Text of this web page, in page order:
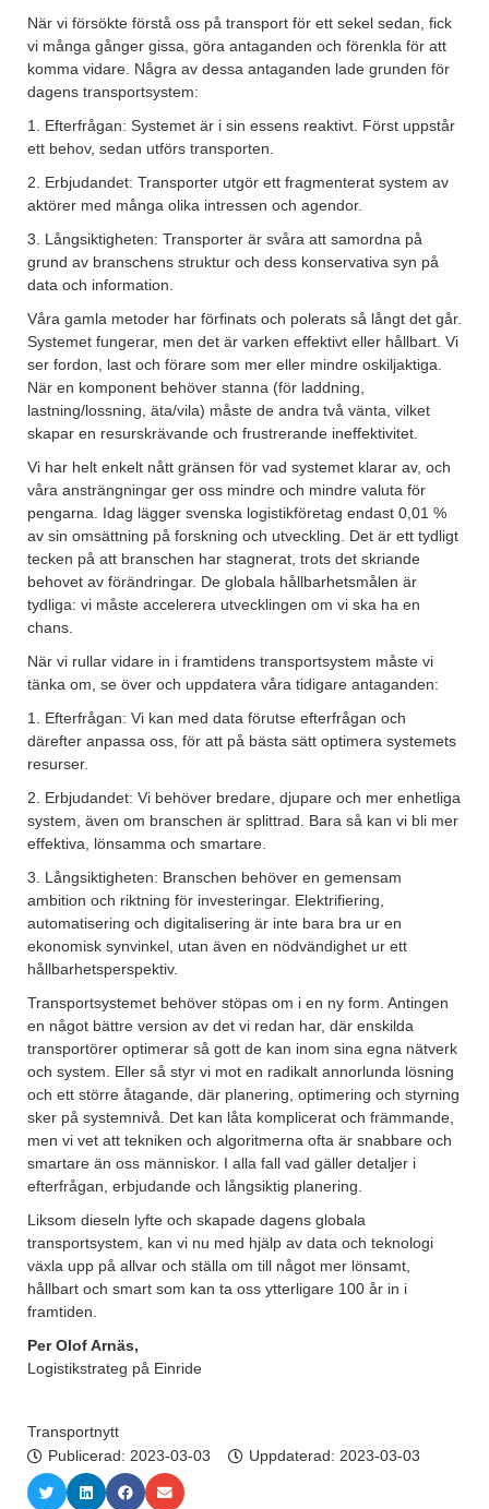
När vi försökte förstå oss på transport för ett sekel sedan, fick
vi många gånger gissa, göra antaganden och förenkla för att
komma vidare. Några av dessa antaganden lade grunden för
dagens transportsystem:
1. Efterfrågan: Systemet är i sin essens reaktivt. Först uppstår
ett behov, sedan utförs transporten.
2. Erbjudandet: Transporter utgör ett fragmenterat system av
aktörer med många olika intressen och agendor.
3. Långsiktigheten: Transporter är svåra att samordna på
grund av branschens struktur och dess konservativa syn på
data och information.
Våra gamla metoder har förfinats och polerats så långt det går.
Systemet fungerar, men det är varken effektivt eller hållbart. Vi
ser fordon, last och förare som mer eller mindre oskiljaktiga.
När en komponent behöver stanna (för laddning,
lastning/lossning, äta/vila) måste de andra två vänta, vilket
skapar en resurskrävande och frustrerande ineffektivitet.
Vi har helt enkelt nått gränsen för vad systemet klarar av, och
våra ansträngningar ger oss mindre och mindre valuta för
pengarna. Idag lägger svenska logistikföretag endast 0,01 %
av sin omsättning på forskning och utveckling. Det är ett tydligt
tecken på att branschen har stagnerat, trots det skriande
behovet av förändringar. De globala hållbarhetsmålen är
tydliga: vi måste accelerera utvecklingen om vi ska ha en
chans.
När vi rullar vidare in i framtidens transportsystem måste vi
tänka om, se över och uppdatera våra tidigare antaganden:
1. Efterfrågan: Vi kan med data förutse efterfrågan och
därefter anpassa oss, för att på bästa sätt optimera systemets
resurser.
2. Erbjudandet: Vi behöver bredare, djupare och mer enhetliga
system, även om branschen är splittrad. Bara så kan vi bli mer
effektiva, lönsamma och smartare.
3. Långsiktigheten: Branschen behöver en gemensam
ambition och riktning för investeringar. Elektrifiering,
automatisering och digitalisering är inte bara bra ur en
ekonomisk synvinkel, utan även en nödvändighet ur ett
hållbarhetsperspektiv.
Transportsystemet behöver stöpas om i en ny form. Antingen
en något bättre version av det vi redan har, där enskilda
transportörer optimerar så gott de kan inom sina egna nätverk
och system. Eller så styr vi mot en radikalt annorlunda lösning
och ett större åtagande, där planering, optimering och styrning
sker på systemnivå. Det kan låta komplicerat och främmande,
men vi vet att tekniken och algoritmerna ofta är snabbare och
smartare än oss människor. I alla fall vad gäller detaljer i
efterfrågan, erbjudande och långsiktig planering.
Liksom dieseln lyfte och skapade dagens globala
transportsystem, kan vi nu med hjälp av data och teknologi
växla upp på allvar och ställa om till något mer lönsamt,
hållbart och smart som kan ta oss ytterligare 100 år in i
framtiden.
Per Olof Arnäs,
Logistikstrateg på Einride
Transportnytt
Publicerad: 2023-03-03 Uppdaterad: 2023-03-03